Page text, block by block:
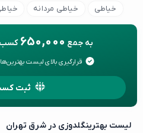
خیاطی خیاطی مردانه
به جمع 650,000
قرارگیری بالای لیست بهترین‌ها
ثبت
لیست بهترینگلدوزی در شرق تهران